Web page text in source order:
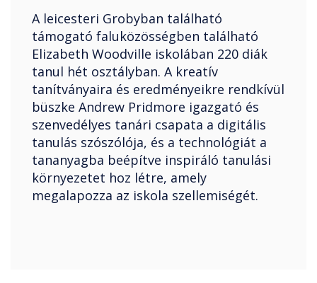
A leicesteri Grobyban található
támogató faluközösségben található
Elizabeth Woodville iskolában 220 diák
tanul hét osztályban. A kreatív
tanítványaira és eredményeikre rendkívül
büszke Andrew Pridmore igazgató és
szenvedélyes tanári csapata a digitális
tanulás szószólója, és a technológiát a
tananyagba beépítve inspiráló tanulási
környezetet hoz létre, amely
megalapozza az iskola szellemiségét.